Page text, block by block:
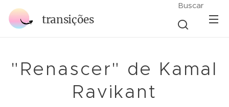
transições
Buscar
"Renascer" de Kamal
Ravikant